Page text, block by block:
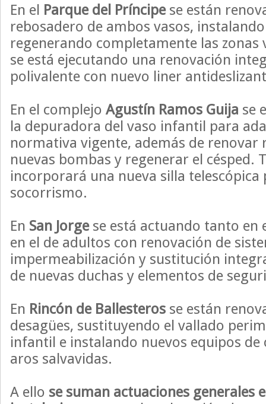
En el Parque del Príncipese están
rebosadero de ambos vasos,
regenerando completamente las zonas
se está ejecutando una renovación
polivalente con nuevo liner
En el complejo Agustín Ramos Guija se
la depuradora del vaso infantil para
normativa vigente, además de renovar
nuevas bombas y regenerar el césped.
incorporará una nueva silla telescópica
socorrismo.
En San Jorgese está actuando tanto en
en el de adultos con renovación de
impermeabilización y sustitución
de nuevas duchas y elementos de
En Rincón de Ballesteros se están
desagües, sustituyendo el vallado
infantil e instalando nuevos equipos de
aros salvavidas.
A ello se suman actuaciones generales